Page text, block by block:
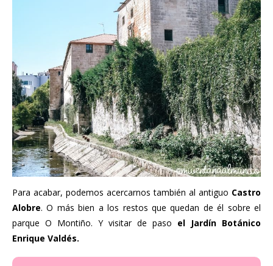
Para acabar, podemos acercarnos también al antiguo Castro
Alobre. O más bien a los restos que quedan de él sobre el
parque O Montiño. Y visitar de paso el Jardín Botánico
Enrique Valdés.